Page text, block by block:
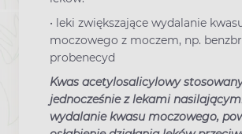
• leki zwiększające wydalanie
moczowego z moczem, np.
probenecyd
Kwas acetylosalicylowy
jednocześnie z lekami
wydalanie kwasu moczowego,